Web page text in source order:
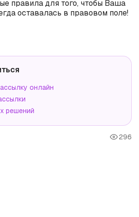
правила для того, чтобы Ваша
оставалась в правовом поле!
онлайн
решений
296